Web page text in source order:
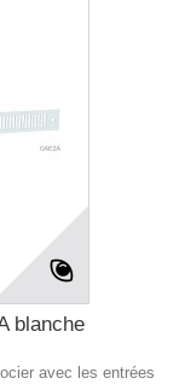
blanche
avec les entrées